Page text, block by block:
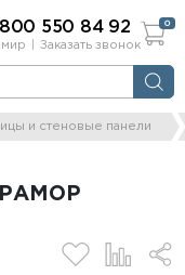
Заказать звонок
550 84 92 0
и стеновые панели